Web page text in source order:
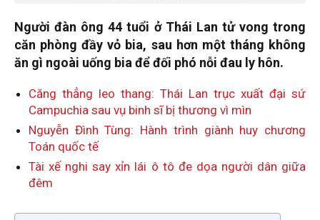
Người đàn ông 44 tuổi ở Thái Lan tử vong trong
căn phòng đầy vỏ bia, sau hơn một tháng không
ăn gì ngoài uống bia để đối phó nỗi đau ly hôn.
Căng thẳng leo thang: Thái Lan trục xuất đại sứ
Campuchia sau vụ binh sĩ bị thương vì mìn
Nguyễn Đình Tùng: Hành trình giành huy chương
Toán quốc tế
Tài xế nghi say xỉn lái ô tô đe dọa người dân giữa
đêm